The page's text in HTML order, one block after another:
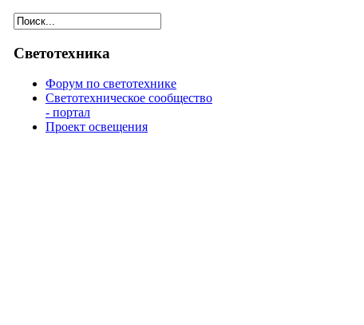
Светотехника
Форум по светотехнике
Светотехническое сообщество
- портал
Проект освещения